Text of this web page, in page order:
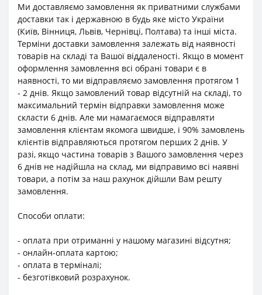
Ми доставляємо замовлення як приватними службами
доставки так і державною в будь яке місто України
(Київ, Вінниця, Львів, Чернівці, Полтава) та інші міста.
Терміни доставки замовлення залежать від наявності
товарів на складі та Вашої віддаленості. Якщо в момент
оформлення замовлення всі обрані товари є в
наявності, то ми відправляємо замовлення протягом 1
- 2 днів. Якщо замовлений товар відсутній на складі, то
максимальний термін відправки замовлення може
скласти 6 днів. Але ми намагаємося відправляти
замовлення клієнтам якомога швидше, і 90% замовлень
клієнтів відправляються протягом перших 2 днів. У
разі, якщо частина товарів з Вашого замовлення через
6 днів не надійшла на склад, ми відправимо всі наявні
товари, а потім за наш рахунок дійшли Вам решту
замовлення.
Способи оплати:
- оплата при отриманні у нашому магазині відсутня;
- онлайн-оплата картою;
- оплата в терміналі;
- безготівковий розрахунок.